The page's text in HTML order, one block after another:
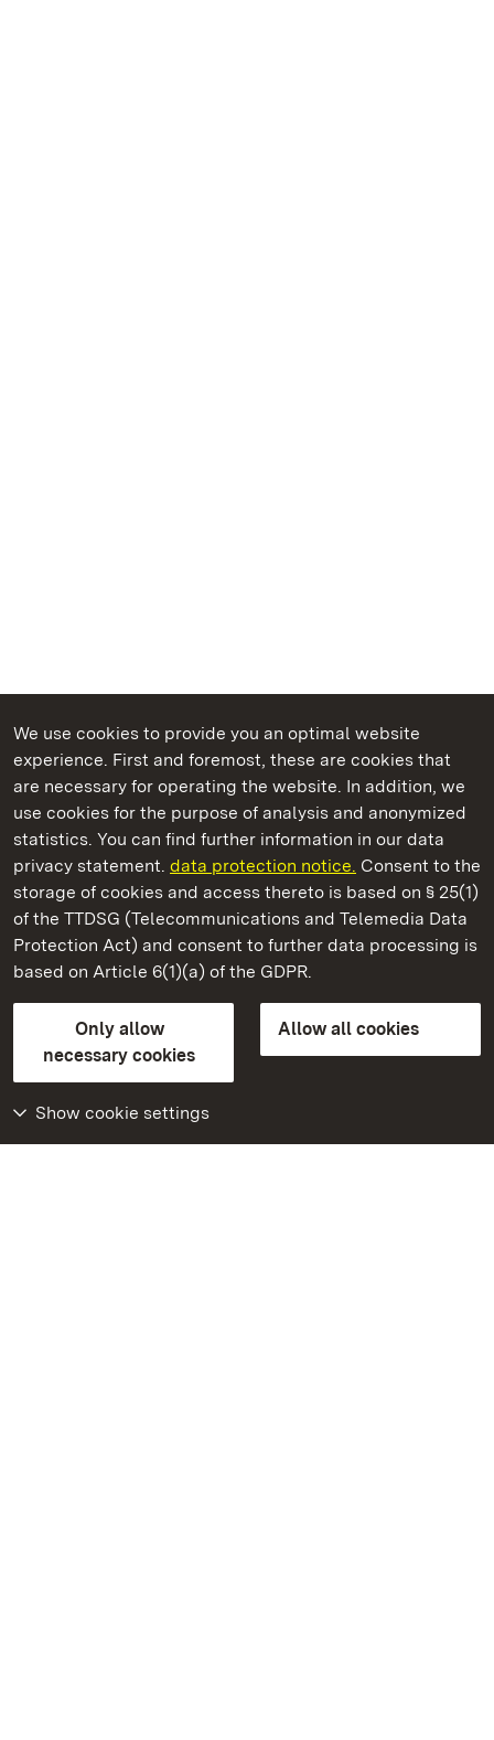
We use cookies to provide you an optimal website
experience. First and foremost, these are cookies that
are necessary for operating the website. In addition, we
use cookies for the purpose of analysis and anonymized
statistics. You can find further information in our data
privacy statement. data protection notice. Consent to the
storage of cookies and access thereto is based on § 25(1)
of the TTDSG (Telecommunications and Telemedia Data
Protection Act) and consent to further data processing is
based on Article 6(1)(a) of the GDPR.
Only allow
necessary cookies
Allow all cookies
Show cookie settings
State Palaces and Gardens of Baden-Wuerttemberg
Staatliche Schlösser und Gärten Baden‑Württemberg
State Palaces and Gardens of Baden-Wuerttemberg
Contact usFAQMasthead
Declaration on barrier-free access
BITV-konform (geprüfte Seiten)